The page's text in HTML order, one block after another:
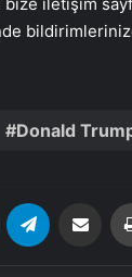
Donald
WhatsApp Email'den